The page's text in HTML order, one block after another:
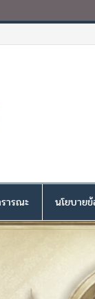
ารณะ นโยบาย